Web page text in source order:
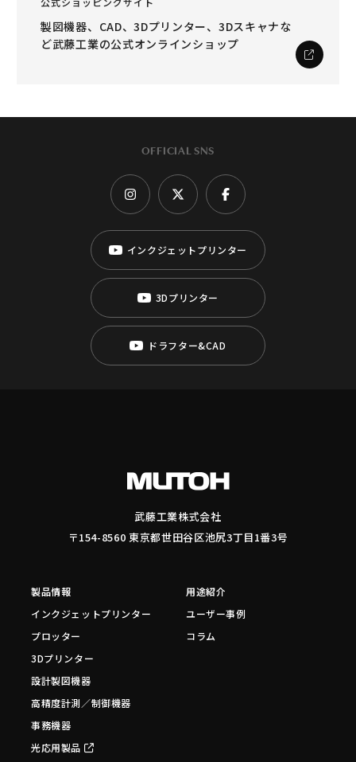
製図機器、CAD、3Dプリンター、3Dスキャナな
ど武藤工業の公式オンラインショップ
OFFICIAL SNS
インクジェットプリンター
3Dプリンター
ドラフター&CAD
武藤工業株式会社
〒154-8560 東京都世田谷区池尻3丁目1番3号
製品情報
インクジェットプリンター
プロッター
3Dプリンター
設計製図機器
高精度計測／制御機器
事務機器
光応用製品
用途紹介
ユーザー事例
コラム